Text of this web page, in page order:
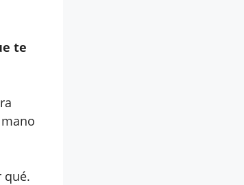
te
qué.